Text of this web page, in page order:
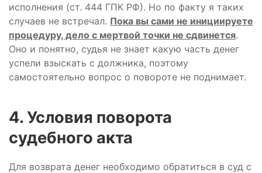
исполнения (ст. 444 ГПК РФ). Но по факту я таких
случаев не встречал. Пока вы сами не инициируете
процедуру, дело с мертвой точки не сдвинется.
Оно и понятно, судья не знает какую часть денег
успели взыскать с должника, поэтому
самостоятельно вопрос о повороте не поднимает.
4. Условия поворота
судебного акта
Для возврата денег необходимо обратиться в суд с